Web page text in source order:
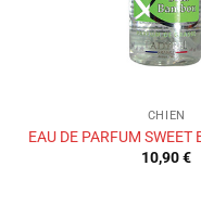
CHIEN
EAU DE PARFUM
10,90€